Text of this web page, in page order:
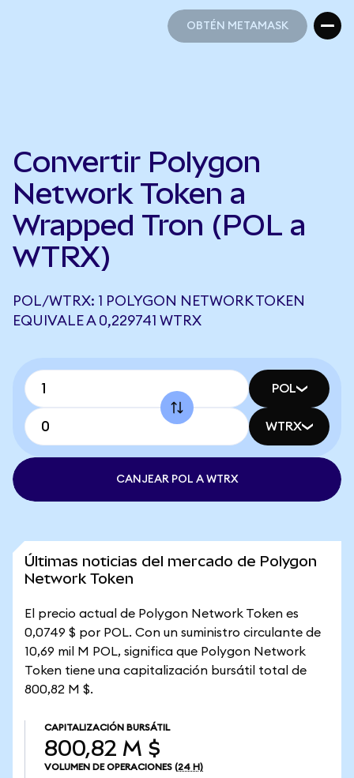
OBTÉN METAMASK
Convertir Polygon
Network Token a
Wrapped Tron (POL a
WTRX)
POL/WTRX: 1 POLYGON NETWORK TOKEN
EQUIVALE A 0,229741 WTRX
POL
WTRX
CANJEAR POL A WTRX
Últimas noticias del mercado de Polygon
Network Token
El precio actual de Polygon Network Token es
0,0749 $ por POL. Con un suministro circulante de
10,69 mil M POL, significa que Polygon Network
Token tiene una capitalización bursátil total de
800,82 M $.
CAPITALIZACIÓN BURSÁTIL
800,82 M $
VOLUMEN DE OPERACIONES (24 H)